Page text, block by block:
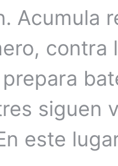
Acumula
contra
siguen
este